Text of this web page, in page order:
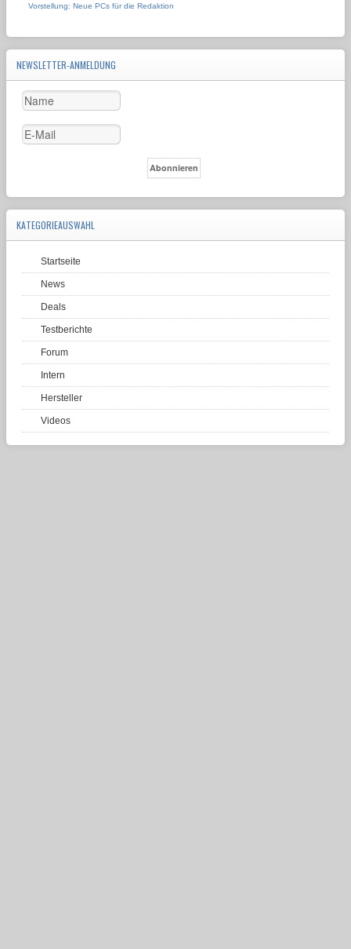
Vorstellung: Neue PCs für die Redaktion
NEWSLETTER-ANMELDUNG
KATEGORIEAUSWAHL
Startseite
News
Deals
Testberichte
Forum
Intern
Hersteller
Videos